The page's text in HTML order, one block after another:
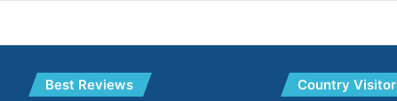
Best Reviews Country Visitor